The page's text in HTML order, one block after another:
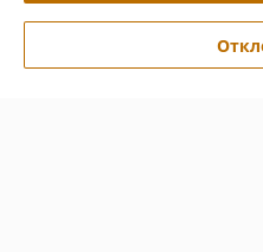
Политика обработки